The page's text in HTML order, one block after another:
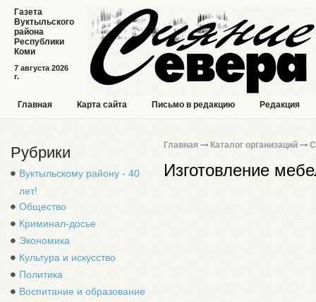
7 августа 2026
г.
Газета
Вуктыльского
района
Республики
Коми
Главная Карта сайта Письмо в редакцию Редакция
Рубрики
Вуктыльскому району - 40
лет!
Общество
Криминал-досье
Экономика
Культура и искусство
Политика
Воспитание и образование
Главная Каталог организаций
Изготовление